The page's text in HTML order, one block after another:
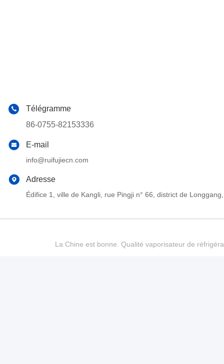
Télégramme
86-0755-82153336
E-mail
info@ruifujiecn.com
Adresse
Édifice 1, ville de Kangli, rue Pingji n° 66, district de
La Chine est bonne. Qualité vaporisateur de